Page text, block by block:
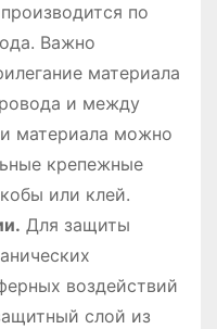
по
Важно
материала
и между
материала можно
крепежные
или клей.
Для защиты
воздействий
слой из